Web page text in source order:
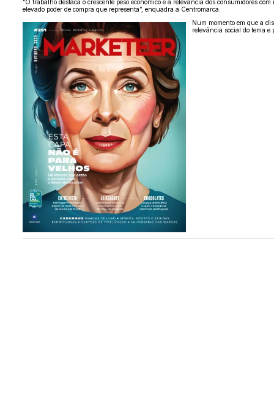
“O trabalho destaca o crescente peso económico e a relevância dos consumidores
elevado poder de compra que representa”, enquadra a Centromarca.
Num momento em que a
relevância social do tema